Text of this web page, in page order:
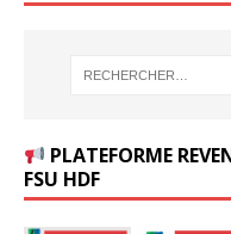
PLATEFORME
FSU HDF